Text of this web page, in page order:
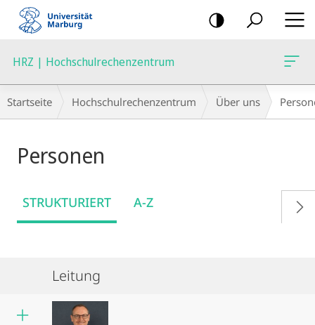
Mobile-
Navigation
HRZ | Hochschulrechenzentrum
Breadcrumb-
Navigation
Startseite Hochschulrechenzentrum Über uns
Personen
STRUKTURIERT A-Z
Leitung